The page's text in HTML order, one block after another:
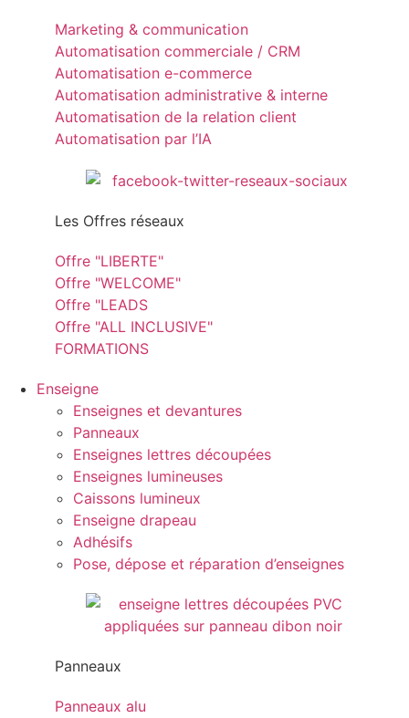
Marketing & communication
Automatisation commerciale / CRM
Automatisation e-commerce
Automatisation administrative & interne
Automatisation de la relation client
Automatisation par l’IA
Les Offres réseaux
Offre "LIBERTE"
Offre "WELCOME"
Offre "LEADS
Offre "ALL INCLUSIVE"
FORMATIONS
Enseigne
Enseignes et devantures
Panneaux
Enseignes lettres découpées
Enseignes lumineuses
Caissons lumineux
Enseigne drapeau
Adhésifs
Pose, dépose et réparation d’enseignes
Panneaux
Panneaux alu